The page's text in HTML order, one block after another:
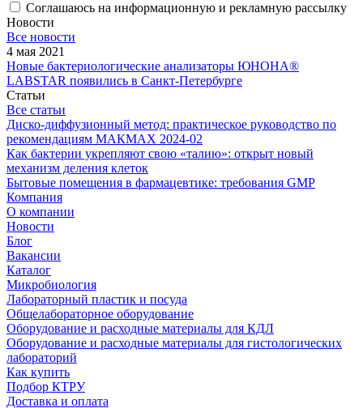
Соглашаюсь на информационную и рекламную рассылку
Новости
Все новости
4 мая 2021
Новые бактериологические анализаторы ЮНОНА®
LABSTAR появились в Санкт-Петербурге
Статьи
Все статьи
Диско-диффузионный метод: практическое руководство по
рекомендациям МАКМАХ 2024-02
Как бактерии укрепляют свою «талию»: открыт новый
механизм деления клеток
Бытовые помещения в фармацевтике: требования GMP
Компания
О компании
Новости
Блог
Вакансии
Каталог
Микробиология
Лабораторный пластик и посуда
Общелабораторное оборудование
Оборудование и расходные материалы для КДЛ
Оборудование и расходные материалы для гистологических
лабораторий
Как купить
Подбор КТРУ
Доставка и оплата